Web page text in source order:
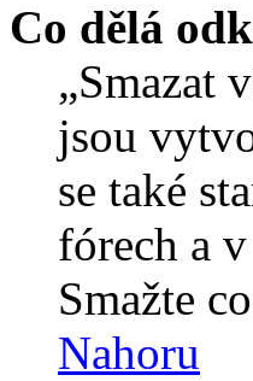
Co dělá
„Smazat
jsou
se také
fórech a
Smažte
Nahoru